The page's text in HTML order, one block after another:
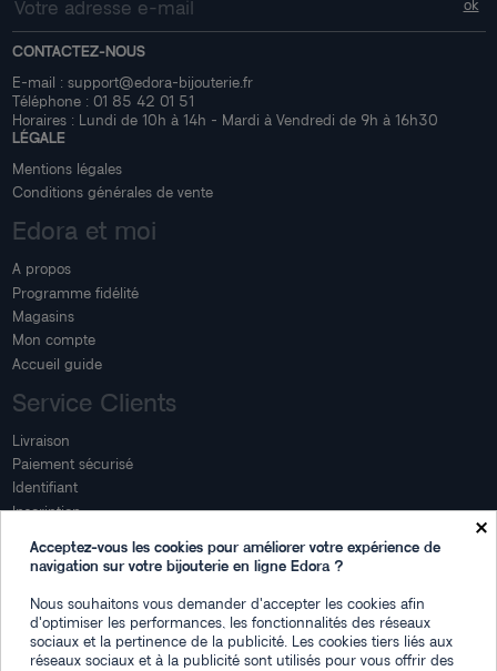
CONTACTEZ-NOUS
E-mail : support@edora-bijouterie.fr
Téléphone : 01 85 42 01 51
Horaires : Lundi de 10h à 14h - Mardi à Vendredi de 9h à 16h30
LÉGALE
Mentions légales
Conditions générales de vente
Edora et moi
A propos
Programme fidélité
Magasins
Mon compte
Accueil guide
Service Clients
Livraison
Paiement sécurisé
Identifiant
Inscription
Mon espace
Suivi de commande
Connexion
Créez votre compte
×
Acceptez-vous les cookies pour améliorer votre expérience de
navigation sur votre bijouterie en ligne Edora ?
Nous souhaitons vous demander d'accepter les cookies afin
d'optimiser les performances, les fonctionnalités des réseaux
sociaux et la pertinence de la publicité. Les cookies tiers liés aux
réseaux sociaux et à la publicité sont utilisés pour vous offrir des